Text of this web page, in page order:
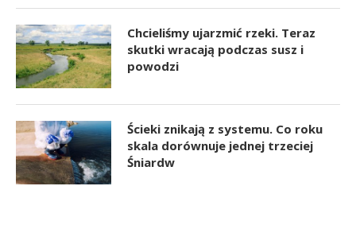
Chcieliśmy ujarzmić rzeki. Teraz
skutki wracają podczas susz i
powodzi
Ścieki znikają z systemu. Co roku
skala dorównuje jednej trzeciej
Śniardw